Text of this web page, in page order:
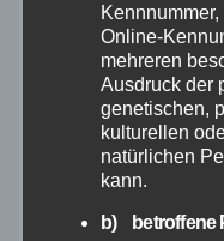
März 2026
Februar 2026
Januar 2026
Dezember 2025
Online-
mehreren
Ausdruck der
genetischen,
kulturellen
natürlichen
kann.
b) betroffene